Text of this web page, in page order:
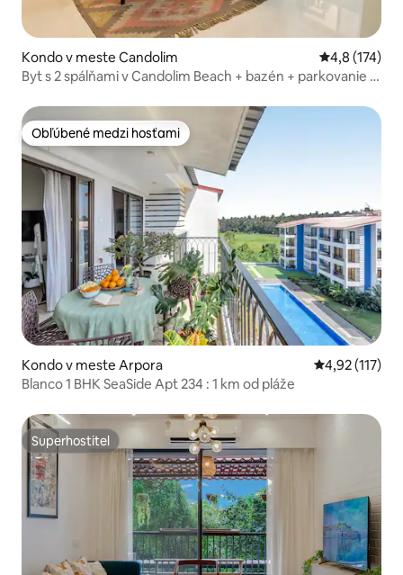
Kondo v meste Candolim Priemerné
4,8 (174)
Byt s 2 spálňami v Candolim Beach + bazén + parkovanie +
Obľúbené medzi hosťami
Obľúbené medzi hosťami
Kondo v meste Arpora Priemerné
4,92 (117)
Blanco 1 BHK SeaSide Apt 234 : 1 km od pláže
Superhostiteľ
Superhostiteľ